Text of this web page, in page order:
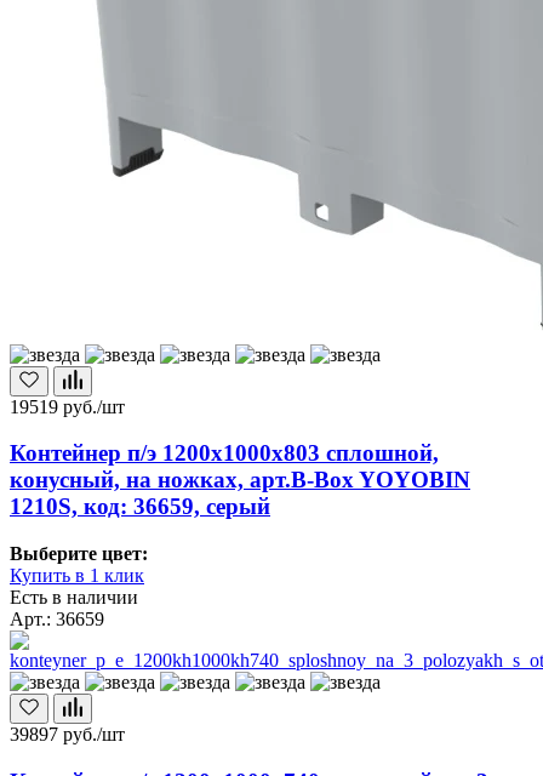
19519 руб./шт
Контейнер п/э 1200х1000х803 сплошной,
конусный, на ножках, арт.B-Box YOYOBIN
1210S, код: 36659, серый
Выберите цвет:
Купить в 1 клик
Есть в наличии
Арт.: 36659
39897 руб./шт